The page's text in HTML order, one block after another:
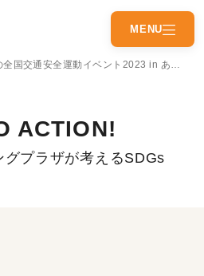
MENU
ACTION!
グプラザが考えるSDGs
秋の全国交通安全運動イベント2023 in あびこショッピングプラザ
CLOSE
イベントニュース